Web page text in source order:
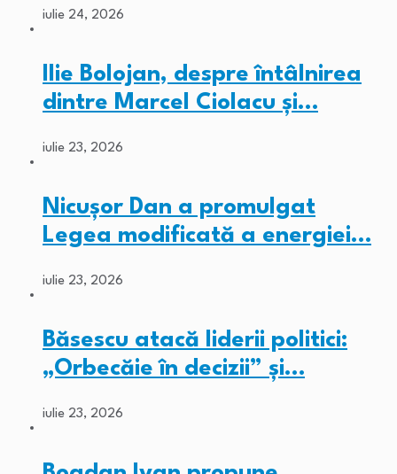
iulie 24, 2026
Ilie Bolojan, despre întâlnirea
dintre Marcel Ciolacu și…
iulie 23, 2026
Nicușor Dan a promulgat
Legea modificată a energiei…
iulie 23, 2026
Băsescu atacă liderii politici:
„Orbecăie în decizii” și…
iulie 23, 2026